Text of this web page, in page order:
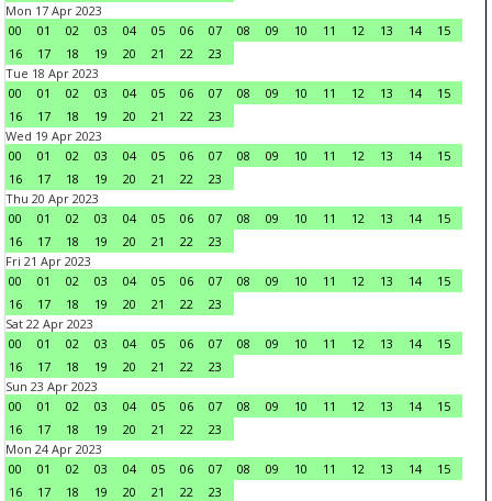
Mon 17 Apr 2023
00
01 02 03 04 05 06 07 08 09 10 11 12 13 14
15
16
17 18 19 20 21 22
23
Tue 18 Apr 2023
00
01 02 03 04 05 06 07 08 09 10 11 12 13 14
15
16
17 18 19 20 21 22
23
Wed 19 Apr 2023
00
01 02 03 04 05 06 07 08 09 10 11 12 13 14
15
16
17 18 19 20 21 22
23
Thu 20 Apr 2023
00
01 02 03 04 05 06 07 08 09 10 11 12 13 14
15
16
17 18 19 20 21 22
23
Fri 21 Apr 2023
00
01 02 03 04 05 06 07 08 09 10 11 12 13 14
15
16
17 18 19 20 21 22
23
Sat 22 Apr 2023
00
01 02 03 04 05 06 07 08 09 10 11 12 13 14
15
16
17 18 19 20 21 22
23
Sun 23 Apr 2023
00
01 02 03 04 05 06 07 08 09 10 11 12 13 14
15
16
17 18 19 20 21 22
23
Mon 24 Apr 2023
00
01 02 03 04 05 06 07 08 09 10 11 12 13 14
15
16
17 18 19 20 21 22
23